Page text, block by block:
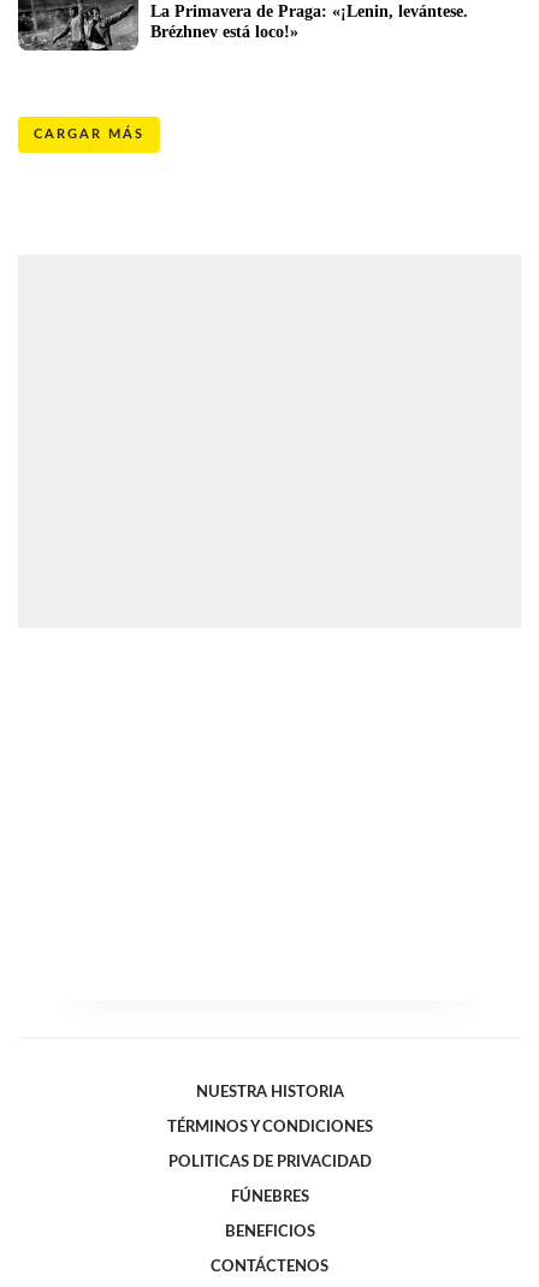
La Primavera de Praga: «¡Lenin, levántese.
CARGAR MÁS
NUESTRA HISTORIA
TÉRMINOS Y CONDICIONES
POLITICAS DE PRIVACIDAD
FÚNEBRES
BENEFICIOS
CONTÁCTENOS